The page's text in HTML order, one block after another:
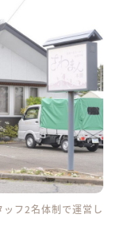
フ2名体制で運営し